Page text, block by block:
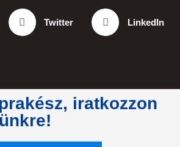
Twitter LinkedIn
iratkozzon